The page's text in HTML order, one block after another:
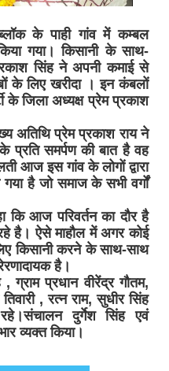
के पाही गांव में कम्बल
गया। किसानी के साथ-
सिंह ने अपनी कमाई से
के लिए खरीदा । इन कंबलों
के जिला अध्यक्ष प्रेम प्रकाश
अतिथि प्रेम प्रकाश राय ने
प्रति समर्पण की बात है वह
आज इस गांव के लोगों द्वारा
है जो समाज के सभी वर्गों
कि आज परिवर्तन का दौर है
है। ऐसे माहौल में अगर कोई
किसानी करने के साथ-साथ
है।
प्रधान वीरेंद्र गौतम,
, रत्न राम, सुधीर सिंह
दुर्गेश सिंह एवं
व्यक्त किया।